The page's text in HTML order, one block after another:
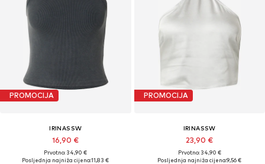
PROMOCIJA
IRINASSW
16,90 €
Prvotno: 34,90 €
Posljednja najniža cijena:11,83 €
PROMOCIJA
IRINASSW
23,90 €
Prvotno: 34,90 €
Posljednja najniža cijena:9,56 €